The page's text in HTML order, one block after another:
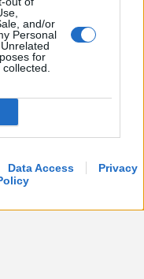
and/or
Personal
for
Data Access
Privacy